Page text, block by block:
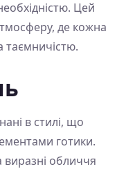
Цей
де кожна
таємничістю.
в стилі, що
готики.
виразні обличчя